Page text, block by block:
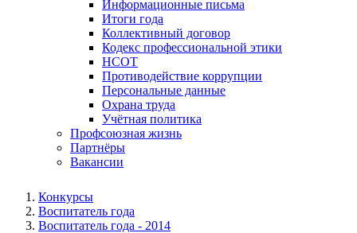
Информационные письма
Итоги года
Коллективный договор
Кодекс профессиональной этики
НСОТ
Противодействие коррупции
Персональные данные
Охрана труда
Учётная политика
Профсоюзная жизнь
Партнёры
Вакансии
Конкурсы
Воспитатель года
Воспитатель года - 2014